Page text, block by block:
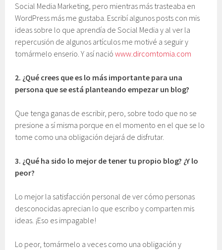
Social Media Marketing, pero mientras más trasteaba en
WordPress más me gustaba. Escribí algunos posts con mis
ideas sobre lo que aprendía de Social Media y al ver la
repercusión de algunos artículos me motivé a seguir y
tomármelo enserio. Y así naciówww.dircomtomia.com
2. ¿Qué crees que es lo más importante para una
persona que se está planteando empezar un blog?
Que tenga ganas de escribir, pero, sobre todo que no se
presione a sí misma porque en el momento en el que se lo
tome como una obligación dejará de disfrutar.
3. ¿Qué ha sido lo mejor de tener tu propio blog? ¿Y lo
peor?
Lo mejor la satisfacción personal de ver cómo personas
desconocidas aprecian lo que escribo y comparten mis
ideas. ¡Eso es impagable!
Lo peor, tomármelo a veces como una obligación y